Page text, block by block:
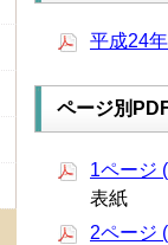
平成24
ページ別
1ページ
表紙
2ページ